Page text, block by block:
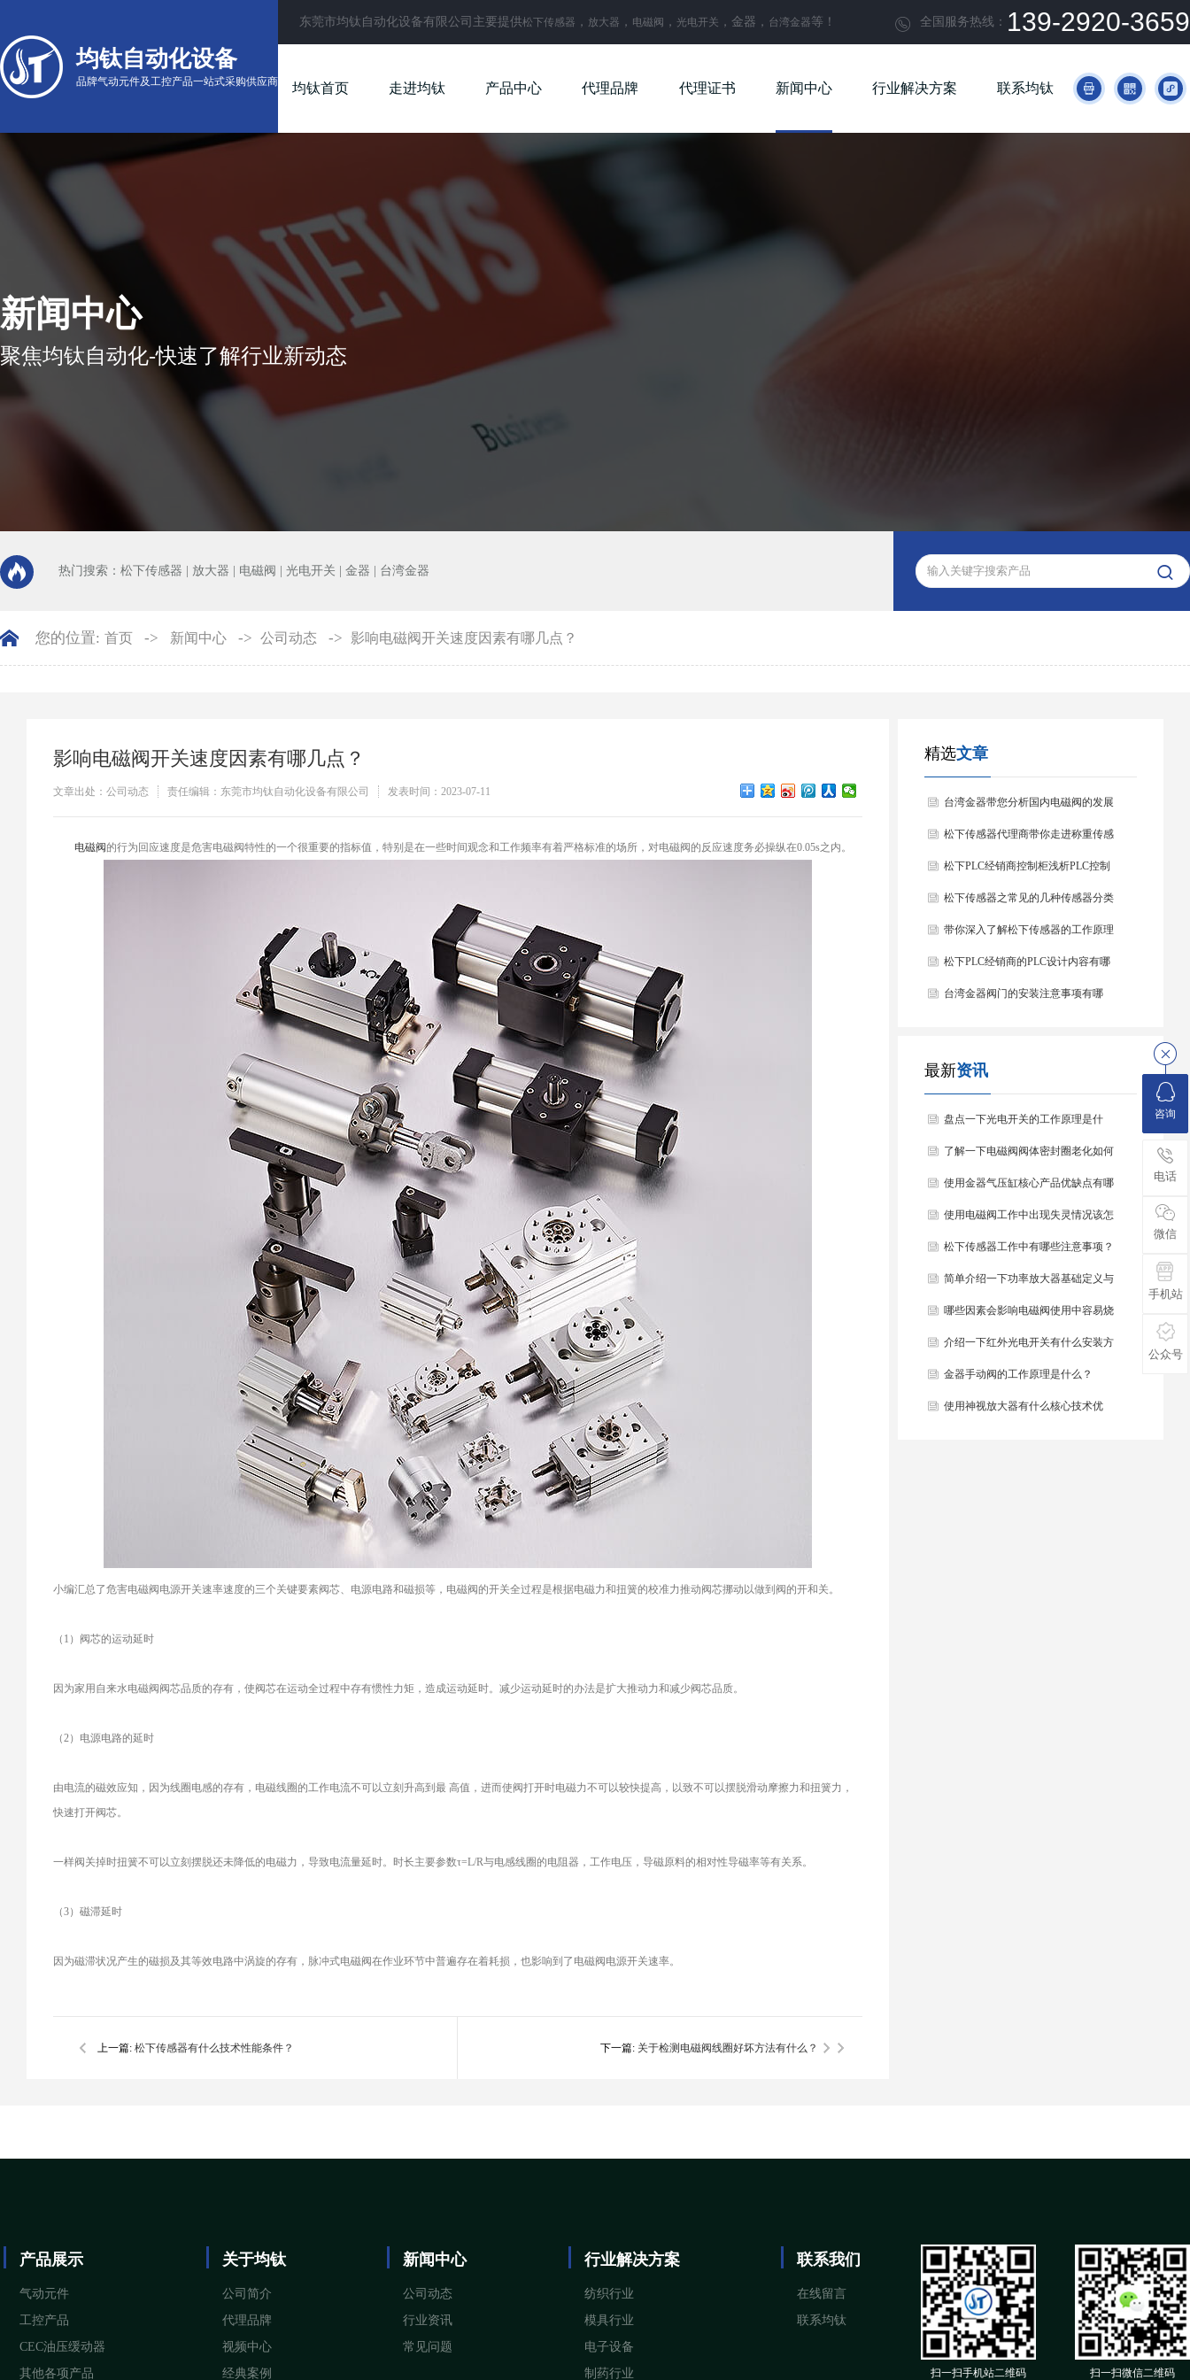
均钛自动化设备
品牌气动元件及工控产品一站式采购供应商
东莞市均钛自动化设备有限公司主要提供松下传感器 ， 放大器 ， 电磁阀 ， 光电开关 ，金器， 台湾金器等！  全国服务热线： 139-2920-3659
均钛首页 走进均钛 产品中心 代理品牌 代理证书 新闻中心 行业解决方案 联系均钛   
新闻中心
聚焦均钛自动化-快速了解行业新动态
热门搜索： 松下传感器 放大器 电磁阀 光电开关 金器 台湾金器 
您的位置: 首页 -> 新闻中心 -> 公司动态 -> 影响电磁阀开关速度因素有哪几点？
影响电磁阀开关速度因素有哪几点？
文章出处：公司动态 责任编辑：东莞市均钛自动化设备有限公司 发表时间：2023-07-11
​电磁阀的行为回应速度是危害电磁阀特性的一个很重要的指标值，特别是在一些时间观念和工作频率有着严格标准的场所，对电磁阀的反应速度务必操纵在0.05s之内。
小编汇总了危害电磁阀电源开关速率速度的三个关键要素阀芯、电源电路和磁损等，电磁阀的开关全过程是根据电磁力和扭簧的校准力推动阀芯挪动以做到阀的开和关。
（1）阀芯的运动延时
因为家用自来水电磁阀阀芯品质的存有，使阀芯在运动全过程中存有惯性力矩，造成运动延时。减少运动延时的办法是扩大推动力和减少阀芯品质。
（2）电源电路的延时
由电流的磁效应知，因为线圈电感的存有，电磁线圈的工作电流不可以立刻升高到最 高值，进而使阀打开时电磁力不可以较快提高，以致不可以摆脱滑动摩擦力和扭簧力，
快速打开阀芯。
一样阀关掉时扭簧不可以立刻摆脱还未降低的电磁力，导致电流量延时。时长主要参数τ=L/R与电感线圈的电阻器，工作电压，导磁原料的相对性导磁率等有关系。
（3）磁滞延时
因为磁滞状况产生的磁损及其等效电路中涡旋的存有，脉冲式电磁阀在作业环节中普遍存在着耗损，也影响到了电磁阀电源开关速率。
上一篇: 松下传感器有什么技术性能条件？ 下一篇: 关于检测电磁阀线圈好坏方法有什么？
精选文章
台湾金器带您分析国内电磁阀的发展
情况
松下传感器代理商带你走进称重传感
器
松下PLC经销商控制柜浅析PLC控制
器的基本结构
松下传感器之常见的几种传感器分类
以及他们的特点
带你深入了解松下传感器的工作原理
以及分类
松下PLC经销商的PLC设计内容有哪
些？
台湾金器阀门的安装注意事项有哪
最新资讯
盘点一下光电开关的工作原理是什
么？
了解一下电磁阀阀体密封圈老化如何
处理？
使用金器气压缸核心产品优缺点有哪
些？
使用电磁阀工作中出现失灵情况该怎
么办？
松下传感器工作中有哪些注意事项？
简单介绍一下功率放大器基础定义与
结构组成？
哪些因素会影响电磁阀使用中容易烧
毁？
介绍一下红外光电开关有什么安装方
法？
金器手动阀的工作原理是什么？
使用神视放大器有什么核心技术优
产品展示
气动元件
工控产品
CEC油压缓动器
其他各项产品
关于均钛
公司简介
代理品牌
视频中心
经典案例
新闻中心
公司动态
行业资讯
常见问题
行业解决方案
纺织行业
模具行业
电子设备
制药行业
联系我们
在线留言
联系均钛
扫一扫手机站二维码 扫一扫微信二维码
咨询
电话
微信
手机站
公众号